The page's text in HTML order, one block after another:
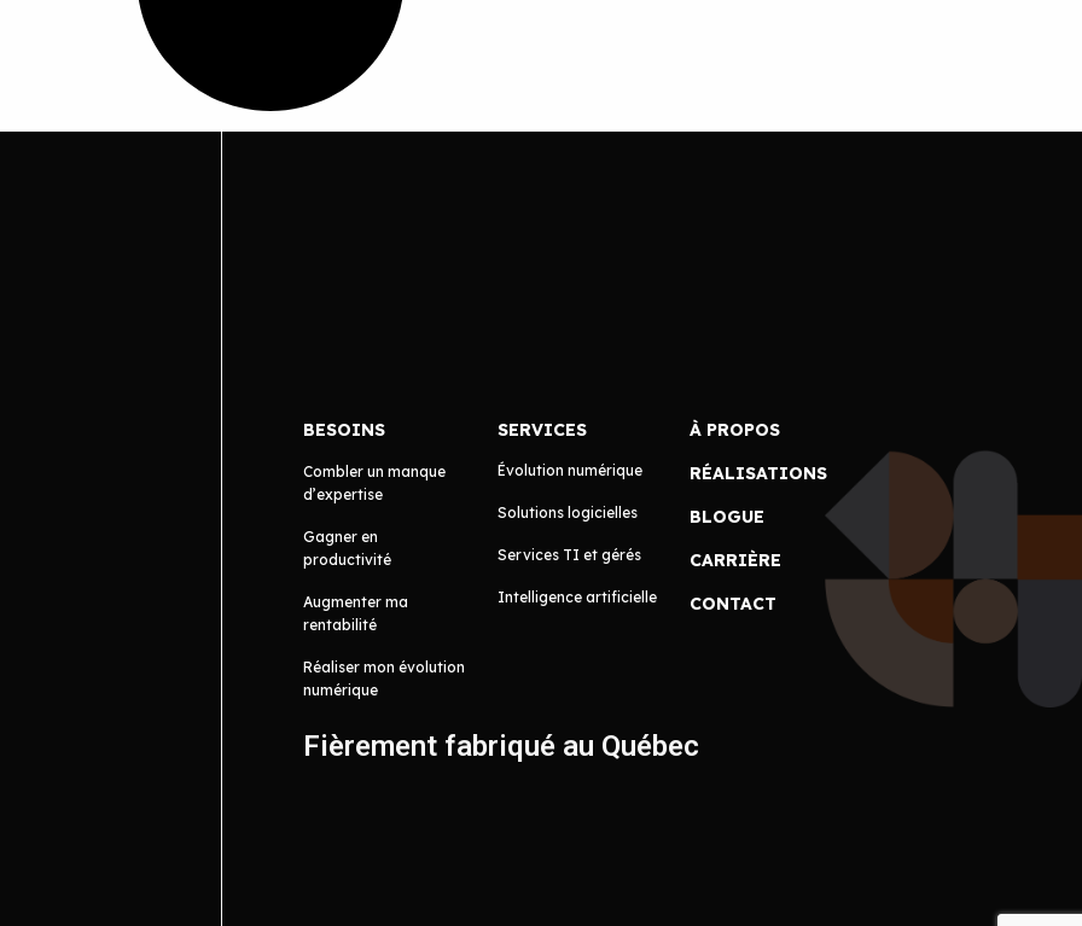
BESOINS
Combler un manque
d’expertise
Gagner en
productivité
Augmenter ma
rentabilité
Réaliser mon évolution
numérique
SERVICES
Évolution numérique
Solutions logicielles
Services TI et gérés
Intelligence artificielle
À PROPOS
RÉALISATIONS
BLOGUE
CARRIÈRE
CONTACT
Fièrement fabriqué au Québec